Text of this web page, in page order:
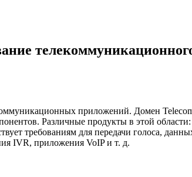
приложений. Домен
Различные продукты в этой
требованиям для передачи голоса,
IVR, приложения VoIP и т. д.